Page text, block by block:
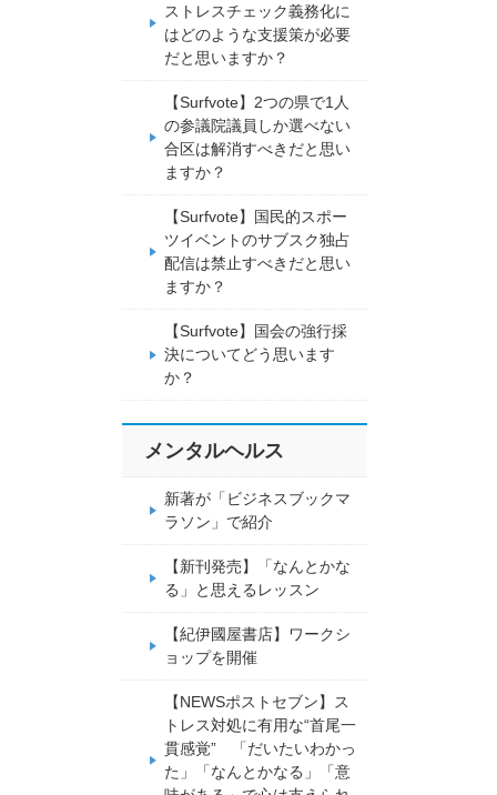
ストレスチェック義務化に
はどのような支援策が必要
だと思いますか？
【Surfvote】2つの県で1人
の参議院議員しか選べない
合区は解消すべきだと思い
ますか？
【Surfvote】国民的スポー
ツイベントのサブスク独占
配信は禁止すべきだと思い
ますか？
【Surfvote】国会の強行採
決についてどう思います
か？
メンタルヘルス
新著が「ビジネスブックマ
ラソン」で紹介
【新刊発売】「なんとかな
る」と思えるレッスン
【紀伊國屋書店】ワークシ
ョップを開催
【NEWSポストセブン】ス
トレス対処に有用な“首尾一
貫感覚” 「だいたいわかっ
た」「なんとかなる」「意